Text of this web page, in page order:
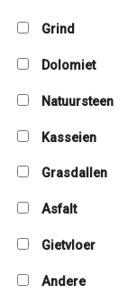
Grind
Dolomiet
Natuursteen
Kasseien
Grasdallen
Asfalt
Gietvloer
Andere